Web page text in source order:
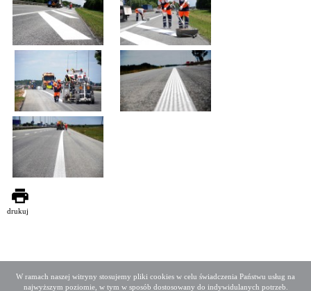
W ramach naszej witryny stosujemy pliki cookies w celu świadczenia Państwu usług na
najwyższym poziomie, w tym w sposób dostosowany do indywidulanych potrzeb.
drukuj